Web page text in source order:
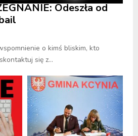
Odeszła od
o kimś bliskim, kto
się z...